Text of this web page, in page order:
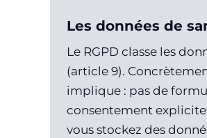
Les données de
Le RGPD classe les
(article 9).
implique : pas de
consentement
vous stockez des